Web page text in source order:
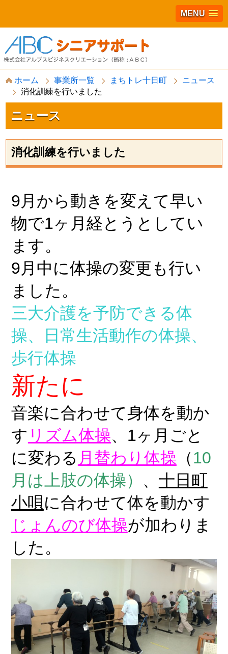
MENU
ホーム 事業所一覧 まちトレ十日町
ニュース
消化訓練を行いました
ニュース
消化訓練を行いました
9月から動きを変えて早い
物で1ヶ月経とうとしてい
ます。
9月中に体操の変更も行い
ました。
三大介護を予防できる体
操、日常生活動作の体操、
歩行体操
新たに
音楽に合わせて身体を動か
す リズム体操、1ヶ月ごと
に変わる 月替わり体操 （10
月は上肢の体操） 、 十日町
小唄に合わせて体を動かす
じょんのび体操が加わりま
した。